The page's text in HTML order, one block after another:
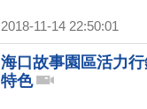
2018-11-14 22:50:01
海口故事園區活力
特色